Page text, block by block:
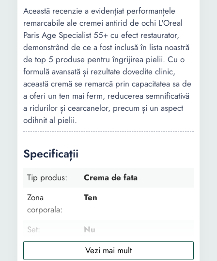
Această recenzie a evidențiat performanțele
remarcabile ale cremei antirid de ochi L'Oreal
Paris Age Specialist 55+ cu efect restaurator,
demonstrând de ce a fost inclusă în lista noastră
de top 5 produse pentru îngrijirea pielii. Cu o
formulă avansată și rezultate dovedite clinic,
această cremă se remarcă prin capacitatea sa de
a oferi un ten mai ferm, reducerea semnificativă
a ridurilor și cearcanelor, precum și un aspect
odihnit al pielii.
Specificații
Tip produs:
Crema de fata
Zona
corporala:
Ten
Set:
Nu
Zi